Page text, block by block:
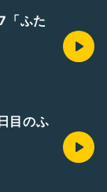
ふた
目のふ